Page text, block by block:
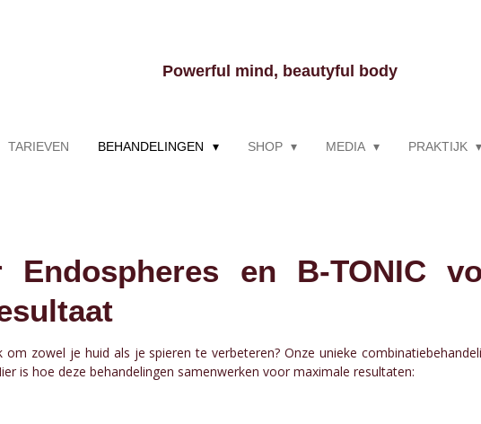
Powerful mind, beautyful body
TARIEVEN BEHANDELINGEN SHOP MEDIA PRAKTIJK
Endospheres en B-TONIC
om zowel je huid als je spieren te verbeteren? Onze unieke
is hoe deze behandelingen samenwerken voor maximale resultaten: